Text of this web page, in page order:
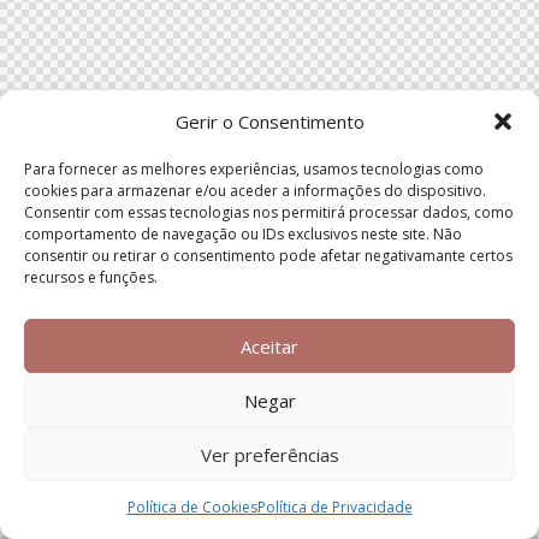
Gerir o Consentimento
Para fornecer as melhores experiências, usamos tecnologias como
cookies para armazenar e/ou aceder a informações do dispositivo.
Consentir com essas tecnologias nos permitirá processar dados, como
comportamento de navegação ou IDs exclusivos neste site. Não
consentir ou retirar o consentimento pode afetar negativamante certos
recursos e funções.
Aceitar
Negar
Ver preferências
Política de CookiesPolítica de Privacidade